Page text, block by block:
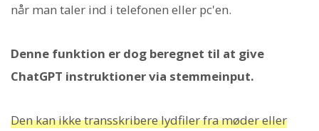
når man taler ind i telefonen eller pc'en.
Denne funktion er dog beregnet til at give
ChatGPT instruktioner via stemmeinput.
Den kan ikke transskribere lydfiler fra møder eller